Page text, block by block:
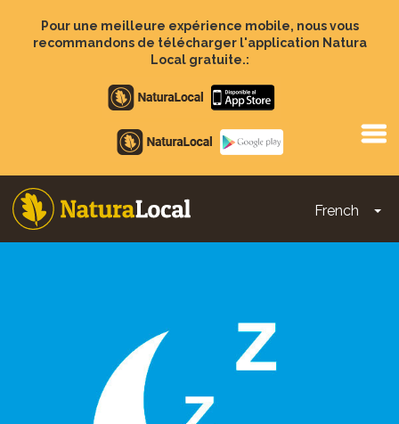
contenu
Pour une meilleure expérience mobile, nous vous
recommandons de télécharger l'application Natura
Local gratuite.:
Apple
store
Google
Play
French
Main